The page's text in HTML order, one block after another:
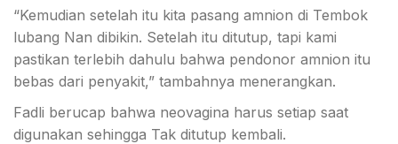
“Kemudian setelah itu kita pasang amnion di Tembok
lubang Nan dibikin. Setelah itu ditutup, tapi kami
pastikan terlebih dahulu bahwa pendonor amnion itu
bebas dari penyakit,” tambahnya menerangkan.
Fadli berucap bahwa neovagina harus setiap saat
digunakan sehingga Tak ditutup kembali.